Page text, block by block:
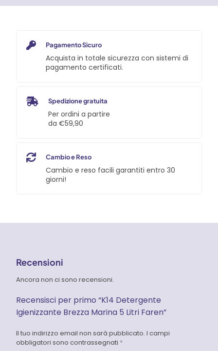
Pagamento Sicuro
Acquista in totale sicurezza con sistemi di
pagamento certificati.
Spedizione gratuita
Per ordini a partire
da €59,90
Cambio e Reso
Cambio e reso facili garantiti entro 30
giorni!
Recensioni
Ancora non ci sono recensioni.
Recensisci per primo “K14 Detergente
Igienizzante Brezza Marina 5 Litri Faren”
Il tuo indirizzo email non sarà pubblicato. I campi
obbligatori sono contrassegnati *